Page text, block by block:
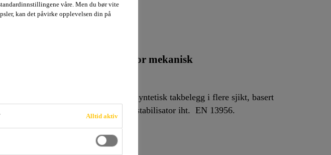
VG-12
(tykkelse 1,2 mm) for mekanisk
1,2 mm) er et polyesterforsterket syntetisk takbelegg i flere sjikt, basert
ekstra brannbeskyttelse og UV-stabilisator iht. EN 13956.
som kan sveises med varmluft, og er beregnet for direkte
klimatiske værforhold.
våre. Men du bør vite
kan det påvirke opplevelsen din på
Alltid aktiv